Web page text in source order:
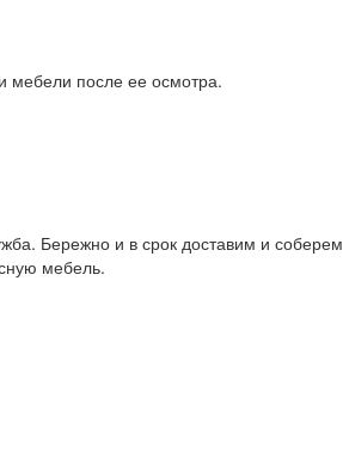
мебели после ее осмотра.
Бережно и в срок доставим и соберем
мебель.